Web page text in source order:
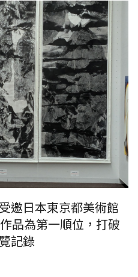
展場為東京都美術館
邀日本東京都美術館
品為第一順位，打破
記錄